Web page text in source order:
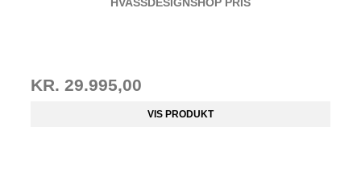
KR. 29.995,00
VIS PRODUKT